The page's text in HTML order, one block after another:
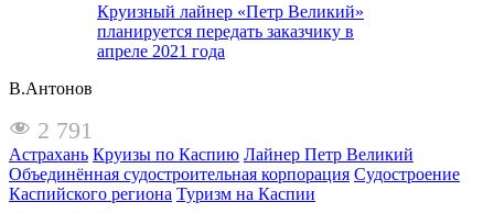
Круизный лайнер «Петр Великий»
планируется передать заказчику в
апреле 2021 года
В.Антонов
2 791
Астрахань Круизы по Каспию Лайнер Петр Великий
Объединённая судостроительная корпорация Судостроение
Каспийского региона Туризм на Каспии